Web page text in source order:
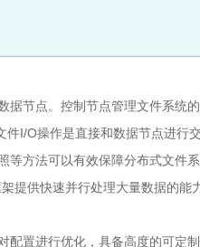
节点。控制节点管理文件系统
I/O操作是直接和数据节点进行交
方法可以有效保障分布式文件
提供快速并行处理大量数据的能
置进行优化，具备高度的可定制